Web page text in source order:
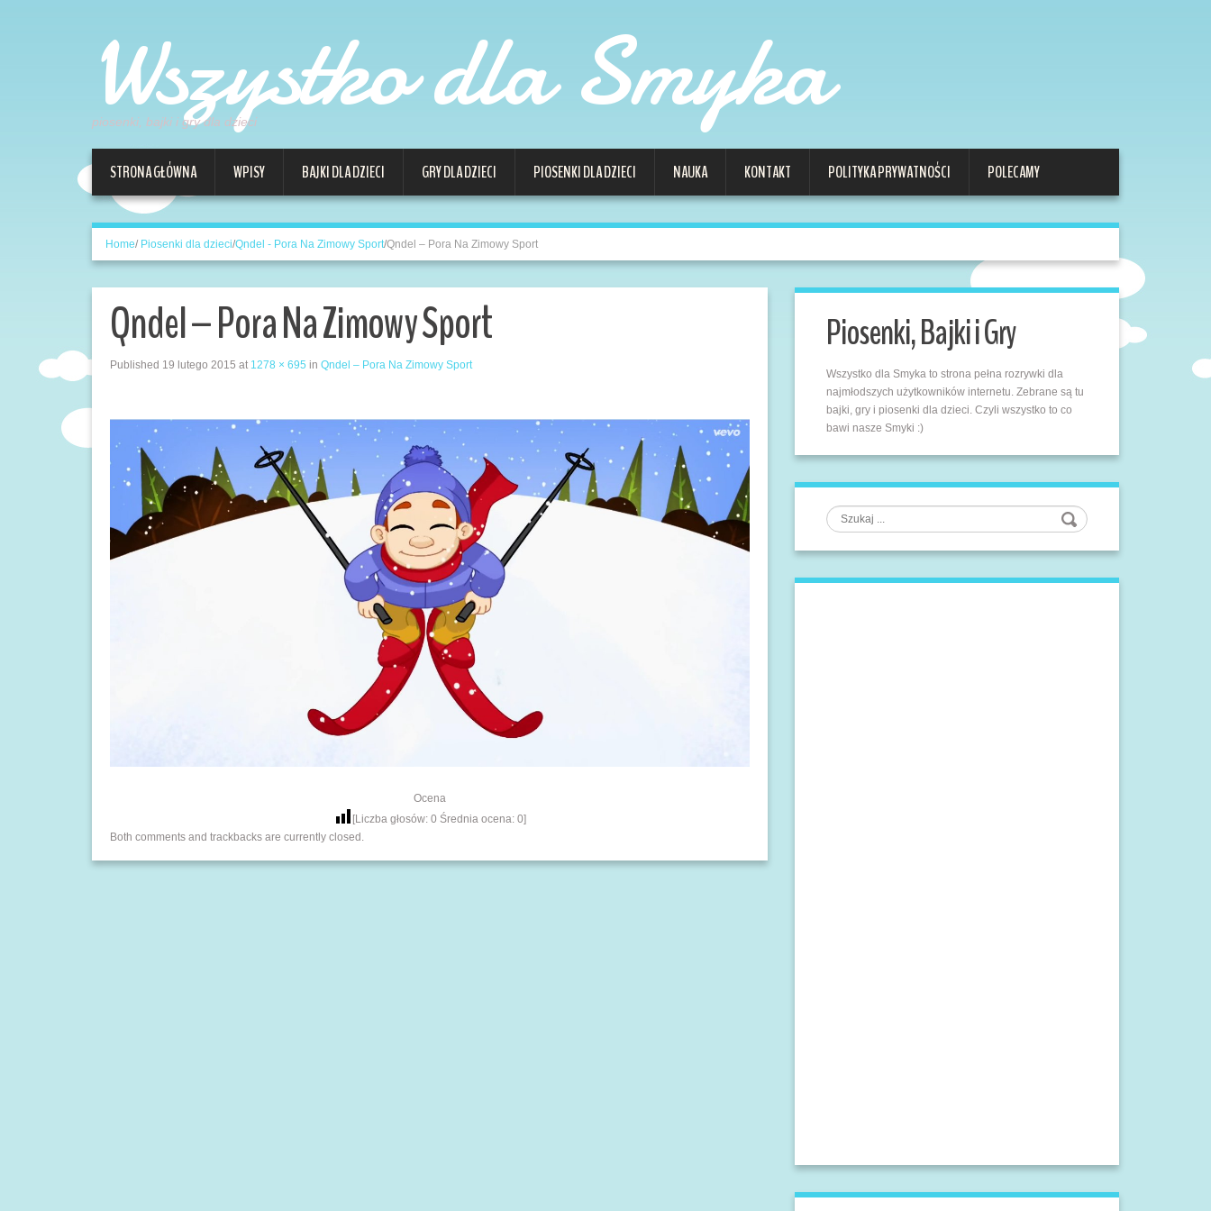
Wszystko dla Smyka
piosenki, bajki i gry dla dzieci
STRONA GŁÓWNA WPISY BAJKI DLA DZIECI GRY DLA DZIECI PIOSENKI DLA DZIECI NAUKA KONTAKT POLITYKA PRYWATNOŚCI POLECAMY
Home/ Piosenki dla dzieci/Qndel - Pora Na Zimowy Sport/Qndel – Pora Na Zimowy Sport
Qndel – Pora Na Zimowy Sport
Published 19 lutego 2015 at 1278 × 695 in Qndel – Pora Na Zimowy Sport
Ocena
[Liczba głosów: 0 Średnia ocena: 0]
Both comments and trackbacks are currently closed.
Piosenki, Bajki i Gry
Wszystko dla Smyka to strona pełna rozrywki dla
najmłodszych użytkowników internetu. Zebrane są tu
bajki, gry i piosenki dla dzieci. Czyli wszystko to co
bawi nasze Smyki :)
Szukaj